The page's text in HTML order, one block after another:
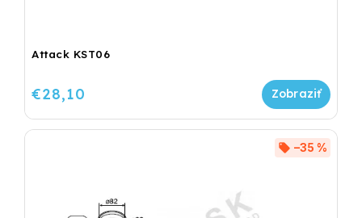
Attack KST06
€28,10
–35 %